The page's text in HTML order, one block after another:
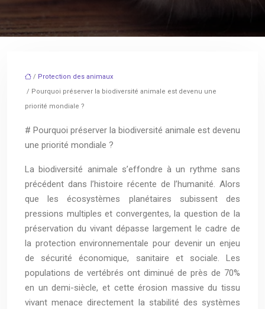
/ Protection des animaux
/ Pourquoi préserver la biodiversité animale est devenu une
priorité mondiale ?
# Pourquoi préserver la biodiversité animale est devenu
une priorité mondiale ?
La biodiversité animale s’effondre à un rythme sans
précédent dans l’histoire récente de l’humanité. Alors
que les écosystèmes planétaires subissent des
pressions multiples et convergentes, la question de la
préservation du vivant dépasse largement le cadre de
la protection environnementale pour devenir un enjeu
de sécurité économique, sanitaire et sociale. Les
populations de vertébrés ont diminué de près de 70%
en un demi-siècle, et cette érosion massive du tissu
vivant menace directement la stabilité des systèmes